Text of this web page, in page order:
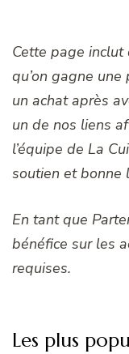
Cette page
qu’on gagne
un achat après
un de nos liens
l’équipe de La
soutien et bonne
En tant que
bénéfice sur les
requises.
Les plus